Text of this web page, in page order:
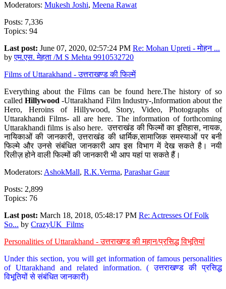
Moderators: Mukesh Joshi, Meena Rawat
Posts: 7,336
Topics: 94
Last post: June 07, 2020, 02:57:24 PM Re: Mohan Upreti - मोहन ...
byएम.एस. मेहता /M S Mehta 9910532720
Films of Uttarakhand - उत्तराखण्ड की फिल्में
Everything about the Films can be found here.The history of so
calledHillywood-Uttarakhand Film Industry-,Information about the
Hero, Heroins of Hillywood, Story, Video, Photographs of
Uttarakhandi Films- all are here. The information of forthcoming
Uttarakhandi films is also here. उत्तराखंड की फिल्मों का इतिहास, नायक,
नायिकाओं की जानकारी, उत्तराखंड की धार्मिक,सामाजिक समस्याओं पर बनी
फिल्मे और उनसे संबंधित जानकारी आप इस विभाग में देख सकते है। नयी
रिलीज़ होने वाली फिल्मों की जानकारी भी आप यहां पा सकते हैं।
Moderators: AshokMall, R.K.Verma, Parashar Gaur
Posts: 2,899
Topics: 76
Last post: March 18, 2018, 05:48:17 PM Re: Actresses Of Folk
So... by CrazyUK_Films
Personalities of Uttarakhand - उत्तराखण्ड की महान/प्रसिद्ध विभूतियां
Under this section, you will get information of famous personalities
of Uttarakhand and related information. ( उत्तराखण्ड की प्रसिद्ध
विभूतियों से संबंधित जानकारी)